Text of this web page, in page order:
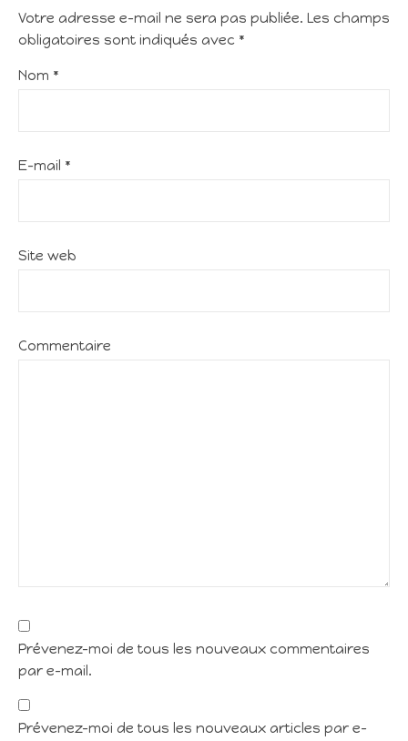
Votre adresse e-mail ne sera pas publiée. Les champs
obligatoires sont indiqués avec *
Nom *
E-mail *
Site web
Commentaire
Prévenez-moi de tous les nouveaux commentaires
par e-mail.
Prévenez-moi de tous les nouveaux articles par e-